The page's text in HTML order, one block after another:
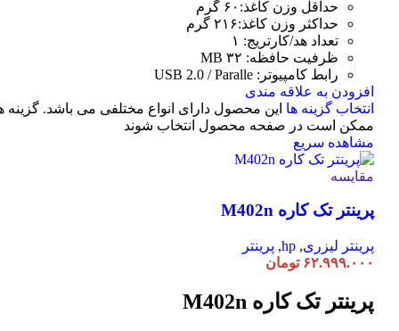
حداقل وزن کاغذ:۶۰ گرم
حداکثر وزن کاغذ:۲۱۶ گرم
تعداد هد/کارتریج: ۱
ظرفیت حافظه: ۳۲ MB
رابط کامپیوتر: USB 2.0 / Paralle
افزودن به علاقه مندی
انتخاب گزینه ها این محصول دارای انواع مختلفی می باشد. گزینه
ممکن است در صفحه محصول انتخاب شوند
مشاهده سریع
مقایسه
پرینتر تک کاره M402n
پرینتر لیزری,
hp
, پرینتر
۶۲.۹۹۹.۰۰۰ تومان
پرینتر تک کاره M402n